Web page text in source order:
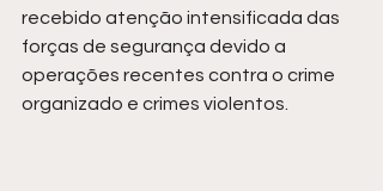
recebido atenção intensificada das
forças de segurança devido a
operações recentes contra o crime
organizado e crimes violentos.